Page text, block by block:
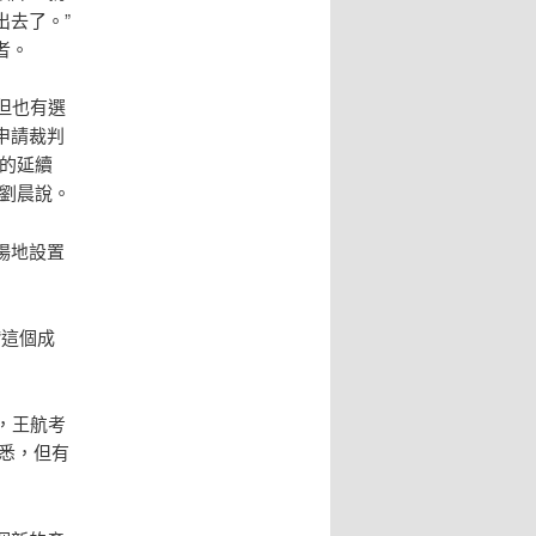
去了。”
。
也有選
請裁判
延續
晨說。
地設置
個成
王航考
，但有